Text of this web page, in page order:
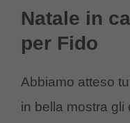
Natale in
per Fido
Abbiamo atteso
in bella mostra gli